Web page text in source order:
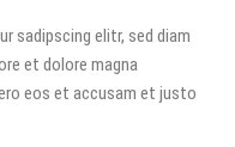
sadipscing elitr, sed diam
et dolore magna
eos et accusam et justo